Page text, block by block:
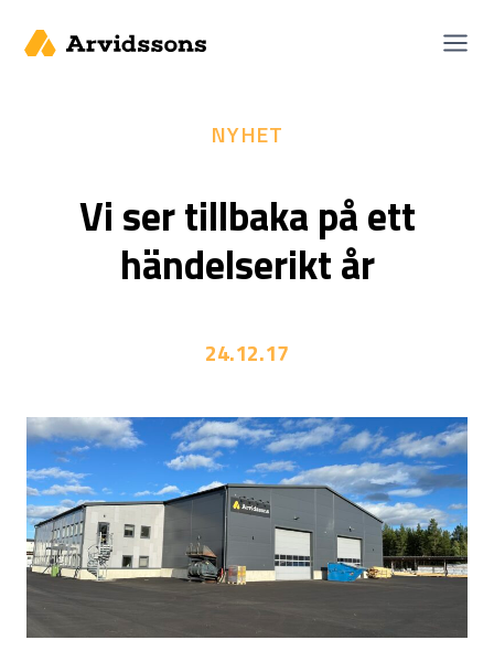
24.12.17
Vi ser tillbaka på ett
händelserikt år
NYHET